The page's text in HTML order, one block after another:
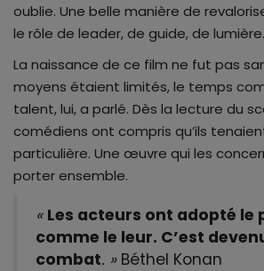
oublie. Une belle manière de
le rôle de leader, de guide, de lumière.
La naissance de ce film ne fut pas
moyens étaient limités, le temps
talent, lui, a parlé. Dès la lecture du
comédiens ont compris qu’ils
particulière. Une œuvre qui les
porter ensemble.
« Les acteurs ont adopté le
comme le leur. C’est
combat. » Béthel Konan